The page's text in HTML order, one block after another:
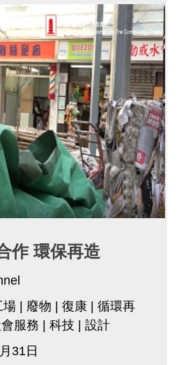
「傷」「健」合作 環保再造
場 廢物 復康
循環再
服務 科技
設計
31日